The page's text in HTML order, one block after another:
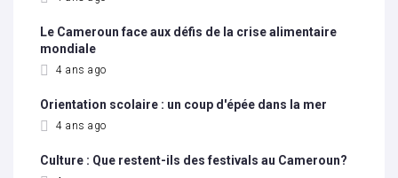
Le Cameroun face aux défis de la crise alimentaire
mondiale
4 ans ago
Orientation scolaire : un coup d'épée dans la mer
4 ans ago
Culture : Que restent-ils des festivals au Cameroun?